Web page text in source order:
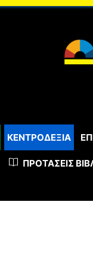
ΚΕΝΤΡΟΔΕΞΙΑ
ΠΡΟΤΆΣΕΙΣ